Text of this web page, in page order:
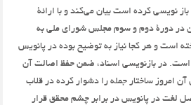
نويسي كرده است بيان مي‌كند و با ارائة
در دورة دوم و سوم مجلس شوراي ملي به
است و هر كجا نياز به توضيح بوده در پانويس
در بازنويسي اسناد، ضمن حفظ اصالت آن
امروز ساختار جمله را دشوار كرده در قلاب
لغت در پانويس در برابر چشم محقق قرار